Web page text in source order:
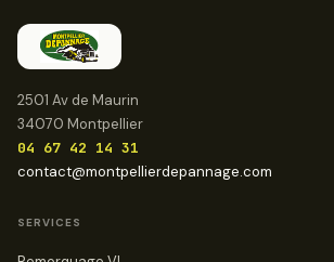
2501 Av de Maurin
34070 Montpellier
04 67 42 14 31
contact@montpellierdepannage.com
SERVICES